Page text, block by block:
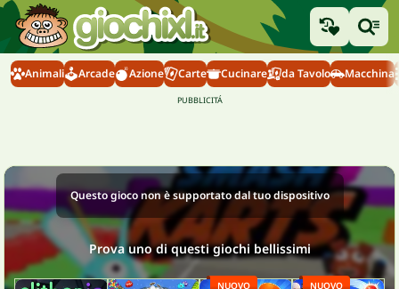
Animali Arcade Azione Carte Cucinare da Tavolo Macchina
Questo gioco non è supportato dal tuo dispositivo
Prova uno di questi giochi bellissimi
NUOVO NUOVO